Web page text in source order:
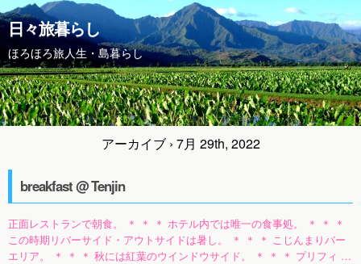
日々旅暮らし
ほろほろ旅人生・島暮らし
アーカイブ › 7月 29th, 2022
breakfast @ Tenjin
正面レストランで朝食。 ＊ ＊ ＊ ホテル内では唯一の食事処。 ＊ ＊ ＊
この時期リバーサイド・アウトサイドは暑し。 ＊ ＊ ＊ こじんまりバー
エリア。 ＊ ＊ ＊ 秋には紅葉のウインドウサイド。 ＊ ＊ ＊ プリフィ …